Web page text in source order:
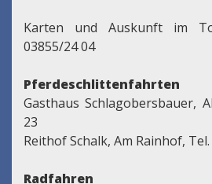
Karten und Auskunft im
03855/24 04
Pferdeschlittenfahrten
Gasthaus Schlagobersbauer,
23
Reithof Schalk, Am Rainhof,
Radfahren